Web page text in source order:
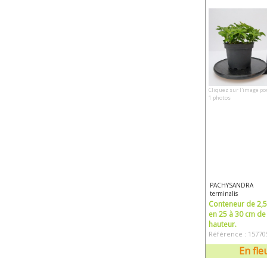
Cliquez sur l'image
1 photos
PACHYSANDRA
terminalis
Conteneur de
en 25 à 30 cm de
hauteur.
Référence :
En